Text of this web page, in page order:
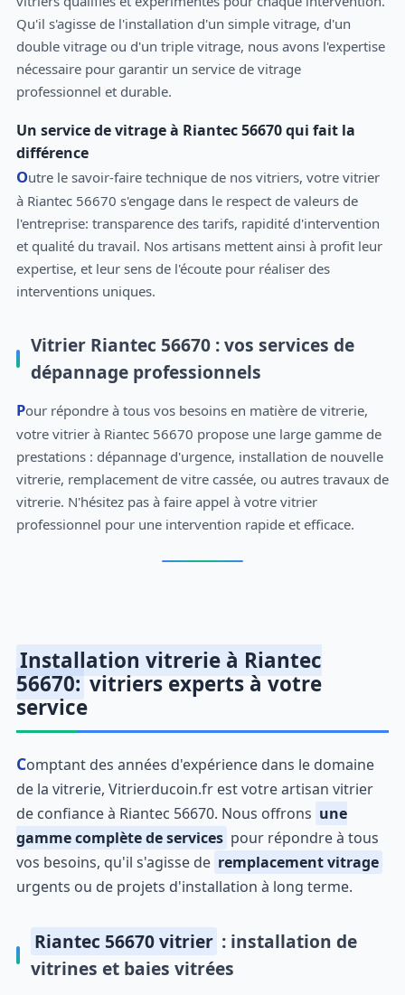
Qu'il s'agisse de l'installation d'un simple vitrage, d'un
double vitrage ou d'un triple vitrage, nous avons l'expertise
nécessaire pour garantir un service de vitrage
professionnel et durable.
Un service de vitrage à Riantec 56670 qui fait la
différence
Outre le savoir-faire technique de nos vitriers, votre vitrier
à Riantec 56670 s'engage dans le respect de valeurs de
l'entreprise: transparence des tarifs, rapidité d'intervention
et qualité du travail. Nos artisans mettent ainsi à profit leur
expertise, et leur sens de l'écoute pour réaliser des
interventions uniques.
Vitrier Riantec 56670 : vos services de
dépannage professionnels
Pour répondre à tous vos besoins en matière de vitrerie,
votre vitrier à Riantec 56670 propose une large gamme de
prestations : dépannage d'urgence, installation de nouvelle
vitrerie, remplacement de vitre cassée, ou autres travaux de
vitrerie. N'hésitez pas à faire appel à votre vitrier
professionnel pour une intervention rapide et efficace.
Installation vitrerie à Riantec
56670: vitriers experts à votre
service
Comptant des années d'expérience dans le domaine
de la vitrerie, Vitrierducoin.fr est votre artisan vitrier
de confiance à Riantec 56670. Nous offrons une
gamme complète de services pour répondre à tous
vos besoins, qu'il s'agisse de remplacement vitrage
urgents ou de projets d'installation à long terme.
Riantec 56670 vitrier : installation de
vitrines et baies vitrées